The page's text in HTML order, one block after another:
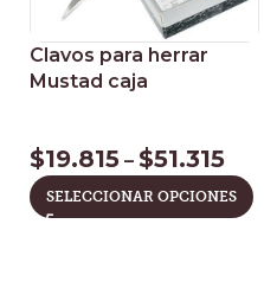
Clavos para herrar
Mustad caja
$19.815 – $51.315
SELECCIONAR OPCIONES